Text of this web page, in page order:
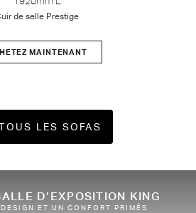
de selle Prestige
MAINTENANT
LES SOFAS
D’EXPOSITION KING
ET UN CONFORT PRIMÉS